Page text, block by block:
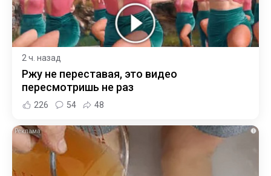
2 ч. назад
Ржу не переставая, это видео
пересмотришь не раз
226 54 48
i